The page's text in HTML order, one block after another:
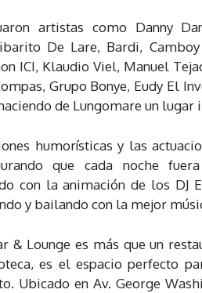
artistas como Danny
De Lare, Bardi, Camboy
ICI, Klaudio Viel, Manuel
Grupo Bonye, Eudy El
de Lungomare un
humorísticas y las
que cada noche
con la animación de los DJ
y bailando con la mejor
& Lounge es más que un
es el espacio perfecto
Ubicado en Av. George